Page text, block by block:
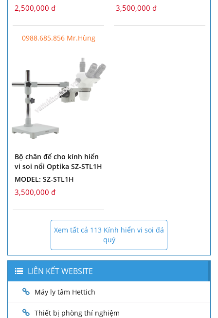
2,500,000 đ 3,500,000 đ
0988.685.856 Mr.Hùng
Bộ chân đế cho kính hiển
vi soi nổi Optika SZ-STL1H
MODEL: SZ-STL1H
3,500,000 đ
Xem tất cả 113 Kính hiển vi soi đá
quý
LIÊN KẾT WEBSITE
Máy ly tâm Hettich
Thiết bị phòng thí nghiệm